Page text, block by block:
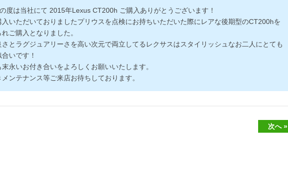
度は当社にて 2015年Lexus CT200h ご購入ありがとうございます！
入いただいておりましたプリウスを点検にお持ちいただいた際にレアな後期型のCT200hを
れご購入となりました。
さとラグジュアリーさを高い次元で両立してるレクサスはスタイリッシュなお二人にとても
いです！
永いお付き合いをよろしくお願いいたします。
ンテナンス等ご来店お待ちしております。
次へ »